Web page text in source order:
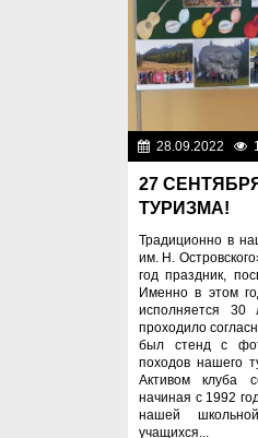
28.09.2022
27
ТУРИЗМА!
Традиционно в
им. Н.
год праздник,
Именно в этом
исполняется 30
проходило
был стенд с
походов нашего
Активом клуба
начиная с 1992
нашей
учащихся...